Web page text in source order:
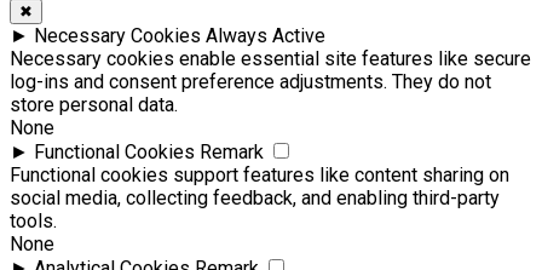
✖
► Necessary Cookies Always Active
Necessary cookies enable essential site features like secure
log-ins and consent preference adjustments. They do not
store personal data.
None
► Functional Cookies Remark
Functional cookies support features like content sharing on
social media, collecting feedback, and enabling third-party
tools.
None